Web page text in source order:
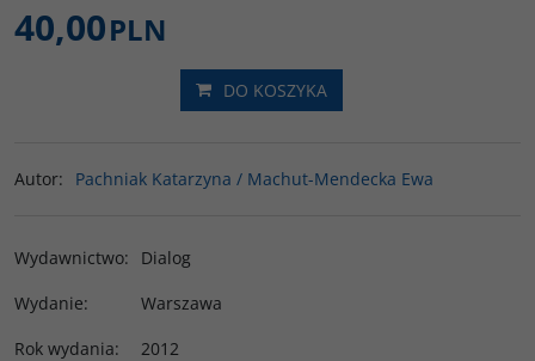
40,00PLN
DO KOSZYKA
Autor: Pachniak Katarzyna / Machut-Mendecka Ewa
Wydawnictwo:
Dialog
Wydanie:
Warszawa
Rok wydania:
2012